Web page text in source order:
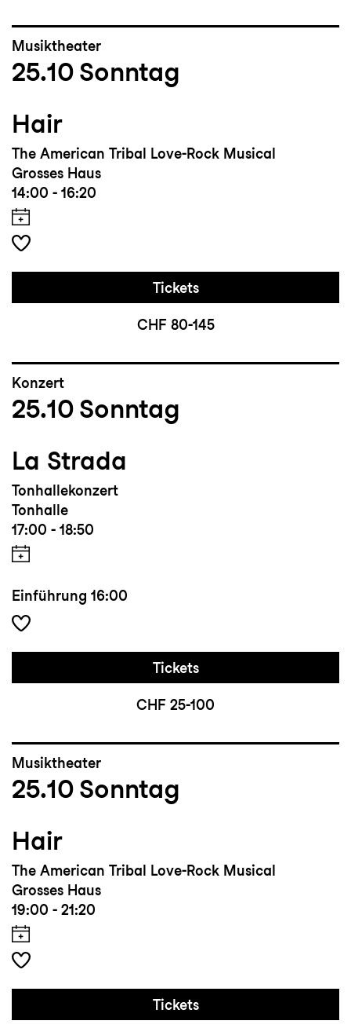
Musiktheater
25.10 Sonntag
Hair
The American Tribal Love-Rock Musical
Grosses Haus
14:00 - 16:20
Tickets
CHF 80-145
Konzert
25.10 Sonntag
La Strada
Tonhallekonzert
Tonhalle
17:00 - 18:50
Einführung 16:00
Tickets
CHF 25-100
Musiktheater
25.10 Sonntag
Hair
The American Tribal Love-Rock Musical
Grosses Haus
19:00 - 21:20
Tickets